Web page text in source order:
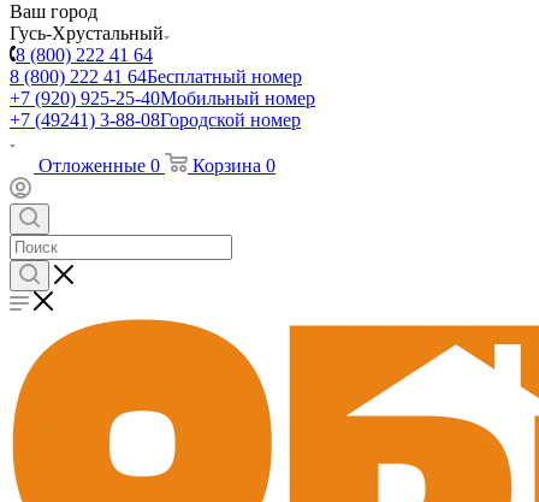
Ваш город
Гусь-Хрустальный
8 (800) 222 41 64
8 (800) 222 41 64Бесплатный номер
+7 (920) 925-25-40Мобильный номер
+7 (49241) 3-88-08Городской номер
Отложенные 0 Корзина 0